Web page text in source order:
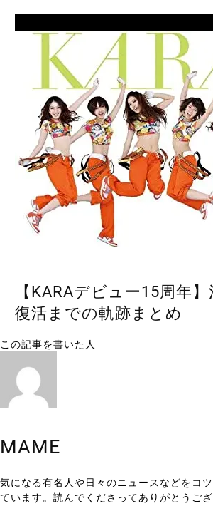
【KARAデビュー15周年
復活までの軌跡まとめ
この記事を書いた人
MAME
気になる有名人や日々のニュースなどをコ
ています。読んでくださってありがとうござ